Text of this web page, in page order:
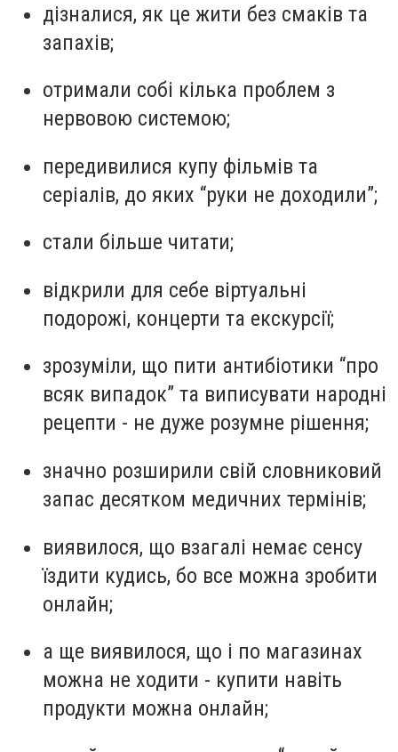
дізналися, як це жити без смаків та
запахів;
отримали собі кілька проблем з
нервовою системою;
передивилися купу фільмів та
серіалів, до яких “руки не доходили”;
стали більше читати;
відкрили для себе віртуальні
подорожі, концерти та екскурсії;
зрозуміли, що пити антибіотики “про
всяк випадок” та виписувати народні
рецепти - не дуже розумне рішення;
значно розширили свій словниковий
запас десятком медичних термінів;
виявилося, що взагалі немає сенсу
їздити кудись, бо все можна зробити
онлайн;
а ще виявилося, що і по магазинах
можна не ходити - купити навіть
продукти можна онлайн;